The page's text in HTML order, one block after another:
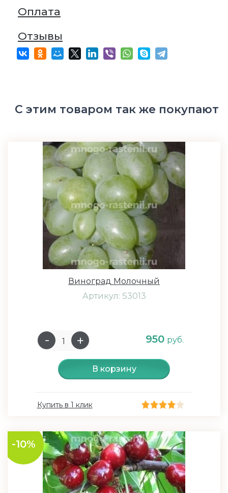
Оплата
Отзывы
С этим товаром так же покупают
Виноград Молочный
Артикул: S3013
950 руб.
В корзину
Купить в 1 клик
-10%